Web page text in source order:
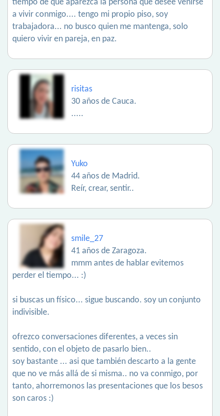
tiempo de que aparezca la persona que desee venirse
a vivir conmigo.... tengo mi propio piso, soy
trabajadora... no busco quien me mantenga, solo
quiero vivir en pareja, en paz.
risitas
30 años de Cauca.
.....
Yuko
44 años de Madrid.
Reír, crear, sentir..
smile_27
41 años de Zaragoza.
mmm antes de hablar evitemos
perder el tiempo... :)
si buscas un físico... sigue buscando. soy un conjunto
indivisible.
ofrezco conversaciones diferentes, a veces sin
sentido, con el objeto de pasarlo bien..
soy bastante ... asi que también descarto a la gente
que no ve más allá de si misma.. no va conmigo, por
tanto, ahorremonos las presentaciones que los besos
son caros :)